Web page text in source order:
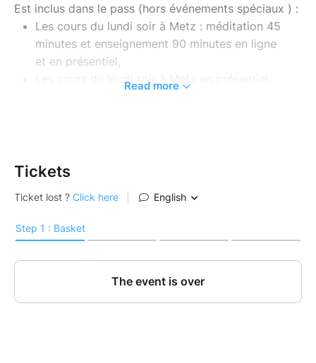
Est inclus dans le pass (hors événements spéciaux ) :
Les cours du lundi soir à Metz : méditation 45
minutes et enseignement 90 minutes en ligne
et en présentiel,
Les cours du jeudi soir à Metz en présentiel,
week-end
ends complets à Metz en présentiel et en
Read more
Tickets